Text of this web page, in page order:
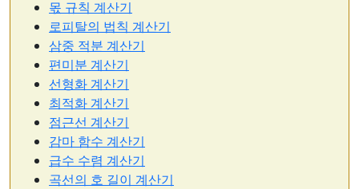
몫 규칙 계산기
로피탈의 법칙 계산기
삼중 적분 계산기
편미분 계산기
선형화 계산기
최적화 계산기
점근선 계산기
감마 함수 계산기
급수 수렴 계산기
곡선의 호 길이 계산기